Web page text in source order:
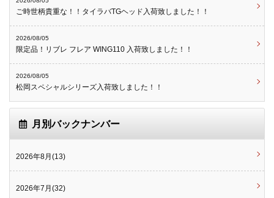
ご時世柄貴重な！！タイラバTGヘッド入荷致しました！！
2026/08/05
限定品！リブレ フレア WING110 入荷致しました！！
2026/08/05
松岡スペシャルシリーズ入荷致しました！！
月別バックナンバー
2026年8月(13)
2026年7月(32)